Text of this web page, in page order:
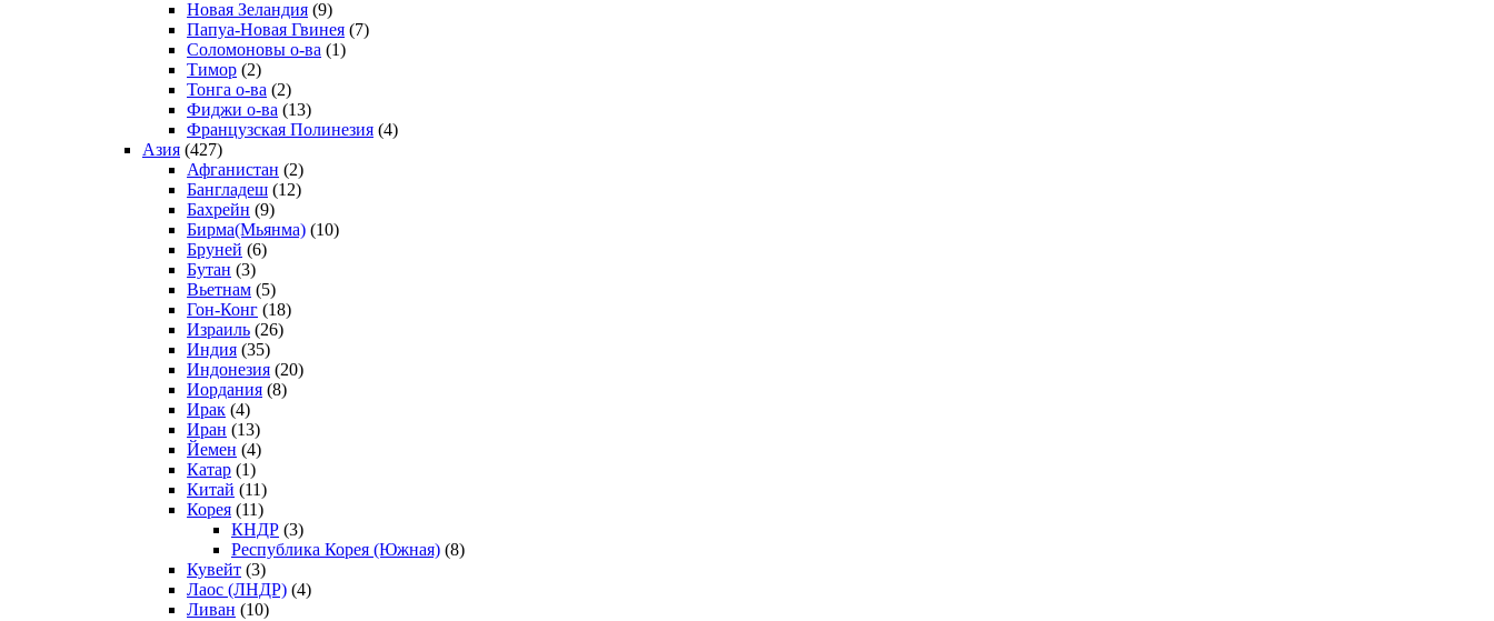
Новая Зеландия (9)
Папуа-Новая Гвинея (7)
Соломоновы о-ва (1)
Тимор (2)
Тонга о-ва (2)
Фиджи о-ва (13)
Французская Полинезия (4)
Азия (427)
Афганистан (2)
Бангладеш (12)
Бахрейн (9)
Бирма(Мьянма) (10)
Бруней (6)
Бутан (3)
Вьетнам (5)
Гон-Конг (18)
Израиль (26)
Индия (35)
Индонезия (20)
Иордания (8)
Ирак (4)
Иран (13)
Йемен (4)
Катар (1)
Китай (11)
Корея (11)
КНДР (3)
Республика Корея (Южная) (8)
Кувейт (3)
Лаос (ЛНДР) (4)
Ливан (10)